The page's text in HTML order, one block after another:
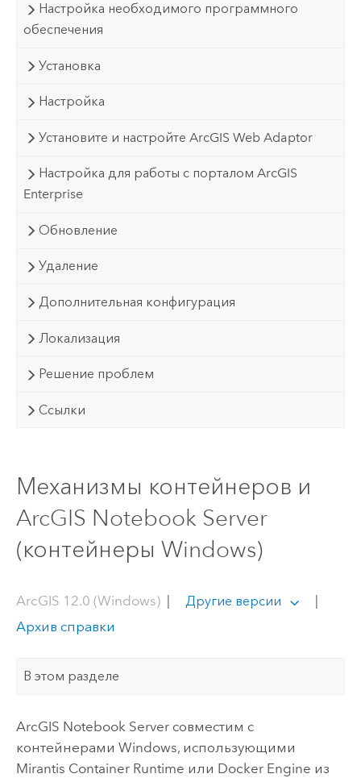
Настройка необходимого программного
обеспечения
Установка
Настройка
Установите и настройте ArcGIS Web Adaptor
Настройка для работы с порталом ArcGIS
Enterprise
Обновление
Удаление
Дополнительная конфигурация
Локализация
Решение проблем
Ссылки
Механизмы контейнеров и
ArcGIS Notebook Server
(контейнеры Windows)
ArcGIS 12.0 (Windows)| Другие версии
|
Архив справки
В этом разделе
ArcGIS Notebook Serverсовместим с
контейнерами Windows, использующими
Mirantis Container Runtime или Docker Engine из